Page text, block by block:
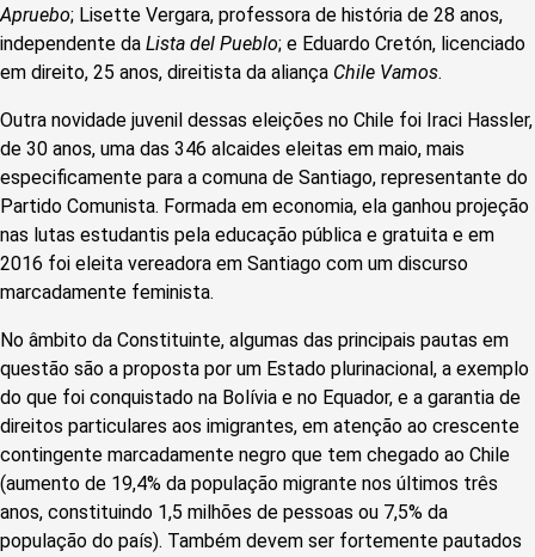
Apruebo; Lisette Vergara, professora de história de 28 anos,
independente da Lista del Pueblo; e Eduardo Cretón, licenciado
em direito, 25 anos, direitista da aliança Chile Vamos.
Outra novidade juvenil dessas eleições no Chile foi Iraci Hassler,
de 30 anos, uma das 346 alcaides eleitas em maio, mais
especificamente para a comuna de Santiago, representante do
Partido Comunista. Formada em economia, ela ganhou projeção
nas lutas estudantis pela educação pública e gratuita e em
2016 foi eleita vereadora em Santiago com um discurso
marcadamente feminista.
No âmbito da Constituinte, algumas das principais pautas em
questão são a proposta por um Estado plurinacional, a exemplo
do que foi conquistado na Bolívia e no Equador, e a garantia de
direitos particulares aos imigrantes, em atenção ao crescente
contingente marcadamente negro que tem chegado ao Chile
(aumento de 19,4% da população migrante nos últimos três
anos, constituindo 1,5 milhões de pessoas ou 7,5% da
população do país). Também devem ser fortemente pautados